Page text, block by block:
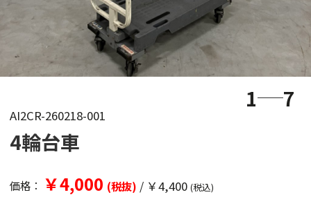
1 7
AI2CR-260218-001
4輪台車
価格： ￥4,000 (税抜) / ￥4,400 (税込)